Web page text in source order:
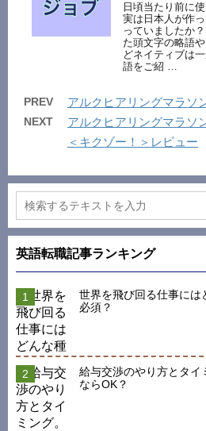
日頃当たり前に
実は日本人が作
っていましたか
た頭文字の略語
どネイティブは
語をご紹 …
PREV アルクヒアリングマラソ
NEXT
アルクヒアリングマラソ
＜キクゾー！＞レビュー
英語転職記事ランキング
世界を飛び回る仕事には
必須？
給与交渉のやり方とタ
ならOK？